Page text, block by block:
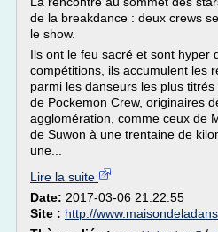
de la breakdance : deux crews
le show.
Ils ont le feu sacré et sont hyper
compétitions, ils accumulent les
parmi les danseurs les plus
de Pockemon Crew, originaires
agglomération, comme ceux de
de Suwon à une trentaine de
une...
Lire la suite
Date: 2017-03-06 21:22:55
Site : http://